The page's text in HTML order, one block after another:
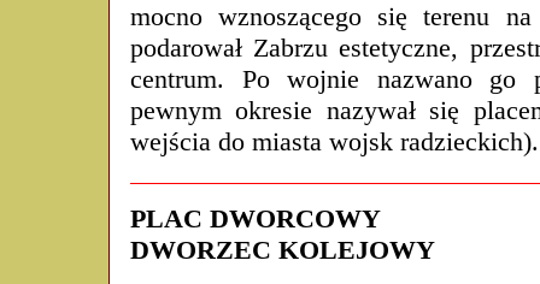
mocno wznoszącego się terenu
podarował Zabrzu estetyczne,
centrum. Po wojnie nazwano go
pewnym okresie nazywał się
wejścia do miasta wojsk radzieckich).
PLAC DWORCOWY
DWORZEC KOLEJOWY